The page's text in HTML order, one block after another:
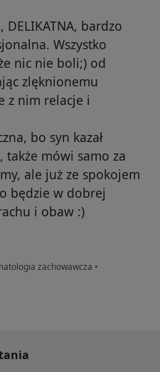
bardzo
Wszystko
nic nie boli;) od
zlęknionemu
z nim relacje i
bo syn kazał
mówi samo za
ale już ze spokojem
będzie w dobrej
i obaw :)
zachowawcza •
8 latka